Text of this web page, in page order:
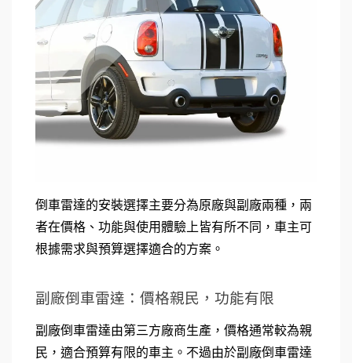
倒車雷達的安裝選擇主要分為原廠與副廠兩種，兩
者在價格、功能與使用體驗上皆有所不同，車主可
根據需求與預算選擇適合的方案。
副廠倒車雷達：價格親民，功能有限
副廠倒車雷達由第三方廠商生產，價格通常較為親
民，適合預算有限的車主。不過由於副廠倒車雷達